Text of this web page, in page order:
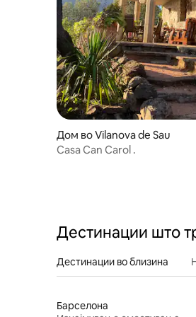
Дом во Vilanova de Sau
Casa Can Carol .
Дестинации што
Дестинации во близина
Барселона